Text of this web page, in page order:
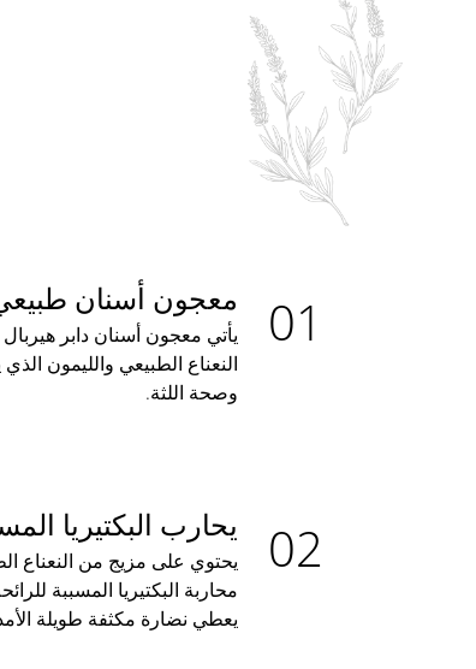
معجون أسنان
يأتي معجون أسنان دابر
النعناع الطبيعي والليمون
وصحة اللثة.
يحارب البكتيريا
يحتوي على مزيج من النعناع
محاربة البكتيريا المسببة
يعطي نضارة مكثفة طويلة